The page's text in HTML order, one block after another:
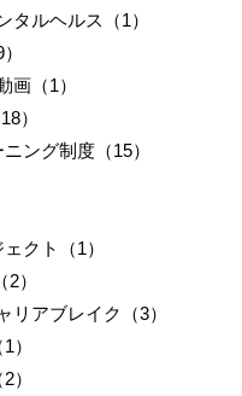
タルヘルス（1）
画（1）
）
ング制度（15）
クト（1）
）
リアブレイク（3）
）
）